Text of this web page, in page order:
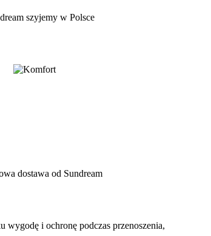
wygodę i ochronę podczas przenoszenia,